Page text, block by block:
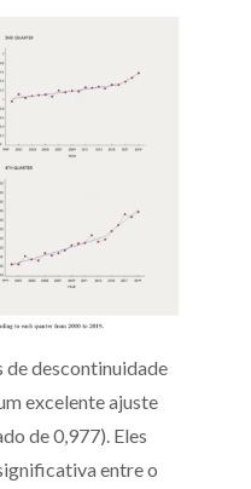
de descontinuidade
excelente ajuste
de 0,977). Eles
entre o